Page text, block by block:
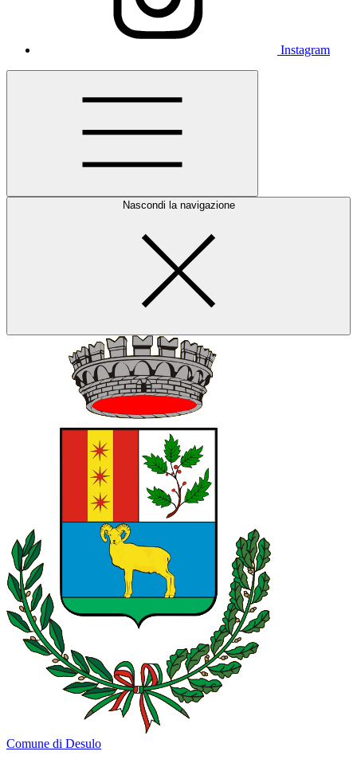
Instagram
Nascondi la navigazione
Comune di Desulo